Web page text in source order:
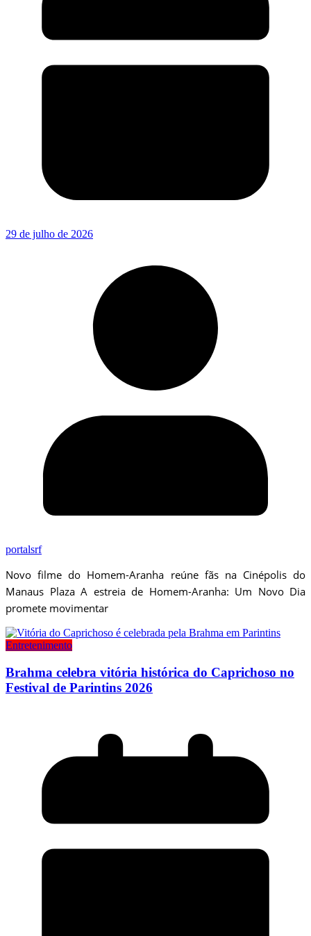
29 de julho de 2026
portalsrf
Novo filme do Homem-Aranha reúne fãs na Cinépolis do
Manaus Plaza A estreia de Homem-Aranha: Um Novo Dia
promete movimentar
Entretenimento
Brahma celebra vitória histórica do Caprichoso no
Festival de Parintins 2026